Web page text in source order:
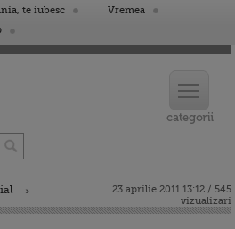
te iubesc
Vremea
23 aprilie 2011 13:12 / 545
vizualizari